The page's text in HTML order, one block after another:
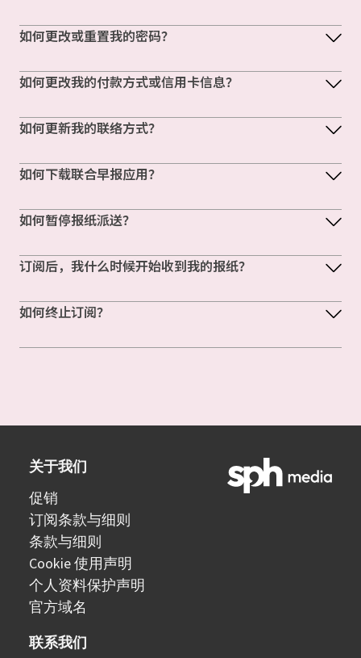
如何更改或重置我的密码？
如何更改我的付款方式或信用卡信息？
如何更新我的联络方式？
如何下载联合早报应用？
如何暂停报纸派送？
订阅后，我什么时候开始收到我的报纸？
如何终止订阅？
关于我们
促销
订阅条款与细则
条款与细则
Cookie 使用声明
个人资料保护声明
官方域名
联系我们